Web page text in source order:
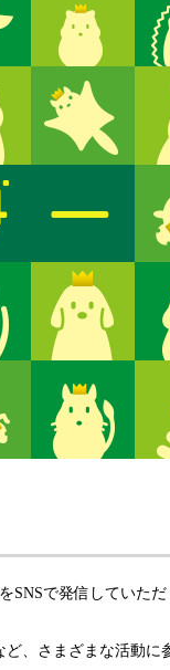
SNSで発信していただ
、さまざまな活動に